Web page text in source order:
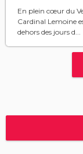
En plein cœur du
Cardinal Lemoine
dehors des jours d...